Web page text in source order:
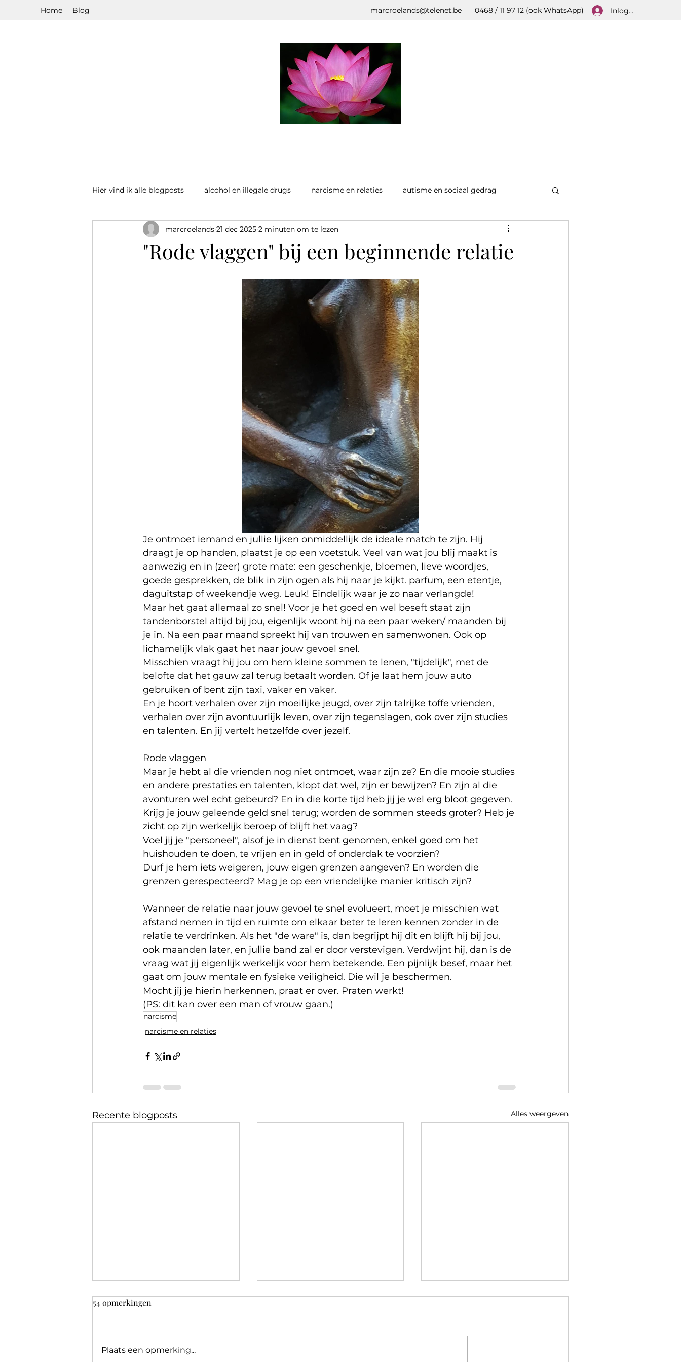
Home Blog marcroelands@telenet.be 0468 / 11 97 12 (ook WhatsApp) Inloggen
Hier vind ik alle blogposts alcohol en illegale drugs narcisme en relaties autisme en sociaal gedrag
Reflecties over therapie
"Rode vlaggen" bij een beginnende relatie
marcroelands 21 dec 2025 2 minuten om te lezen
Je ontmoet iemand en jullie lijken onmiddellijk de ideale match te zijn. Hij
draagt je op handen, plaatst je op een voetstuk. Veel van wat jou blij maakt is
aanwezig en in (zeer) grote mate: een geschenkje, bloemen, lieve woordjes,
goede gesprekken, de blik in zijn ogen als hij naar je kijkt. parfum, een etentje,
daguitstap of weekendje weg. Leuk! Eindelijk waar je zo naar verlangde!
Maar het gaat allemaal zo snel! Voor je het goed en wel beseft staat zijn
tandenborstel altijd bij jou, eigenlijk woont hij na een paar weken/ maanden bij
je in. Na een paar maand spreekt hij van trouwen en samenwonen. Ook op
lichamelijk vlak gaat het naar jouw gevoel snel.
Misschien vraagt hij jou om hem kleine sommen te lenen, "tijdelijk", met de
belofte dat het gauw zal terug betaalt worden. Of je laat hem jouw auto
gebruiken of bent zijn taxi, vaker en vaker.
En je hoort verhalen over zijn moeilijke jeugd, over zijn talrijke toffe vrienden,
verhalen over zijn avontuurlijk leven, over zijn tegenslagen, ook over zijn studies
en talenten. En jij vertelt hetzelfde over jezelf.
Rode vlaggen
Maar je hebt al die vrienden nog niet ontmoet, waar zijn ze? En die mooie studies
en andere prestaties en talenten, klopt dat wel, zijn er bewijzen? En zijn al die
avonturen wel echt gebeurd? En in die korte tijd heb jij je wel erg bloot gegeven.
Krijg je jouw geleende geld snel terug; worden de sommen steeds groter? Heb je
zicht op zijn werkelijk beroep of blijft het vaag?
Voel jij je "personeel", alsof je in dienst bent genomen, enkel goed om het
huishouden te doen, te vrijen en in geld of onderdak te voorzien?
Durf je hem iets weigeren, jouw eigen grenzen aangeven? En worden die
grenzen gerespecteerd? Mag je op een vriendelijke manier kritisch zijn?
Wanneer de relatie naar jouw gevoel te snel evolueert, moet je misschien wat
afstand nemen in tijd en ruimte om elkaar beter te leren kennen zonder in de
relatie te verdrinken. Als het "de ware" is, dan begrijpt hij dit en blijft hij bij jou,
ook maanden later, en jullie band zal er door verstevigen. Verdwijnt hij, dan is de
vraag wat jij eigenlijk werkelijk voor hem betekende. Een pijnlijk besef, maar het
gaat om jouw mentale en fysieke veiligheid. Die wil je beschermen.
Mocht jij je hierin herkennen, praat er over. Praten werkt!
(PS: dit kan over een man of vrouw gaan.)
narcisme
narcisme en relaties
Recente blogposts Alles weergeven
54 opmerkingen
Plaats een opmerking...